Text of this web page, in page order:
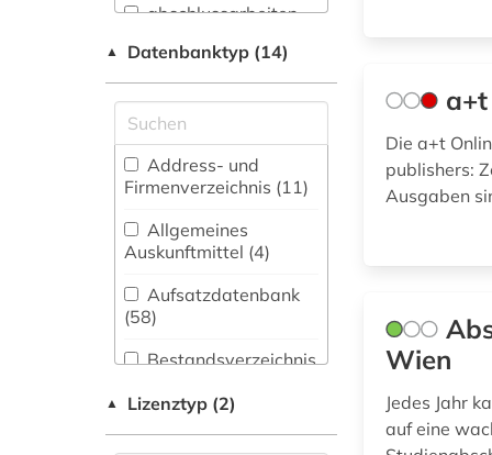
Vermessungswesen
(522)
Biologie,
Biotechnologie (74)
Buch- und
Bibliothekswesen,
Informationswissenschaft
(27)
Chemie und
abschlussarbeiten
abwasser (4)
abwassertechnik (2)
abwassertechnische
vereinigung (1)
abwassertechnologie
adressbuch (1)
aerodynamik (1)
agrar- (1)
▲ Datenbanktyp (14)
Address- und
Firmenverzeichnis (11)
Allgemeines
Auskunftmittel (4)
Aufsatzdatenbank
(58)
Bestandsverzeichnis
▲ Lizenztyp (2)
Die a+t
publishers:
Ausgaben
Wien
Jedes Jahr
auf eine